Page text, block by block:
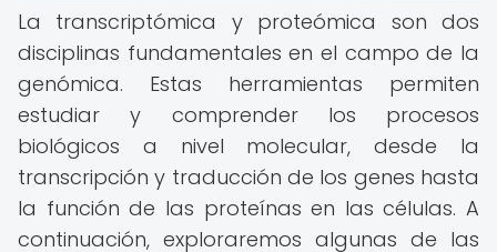
La transcriptómica y proteómica son dos
disciplinas fundamentales en el campo de la
genómica. Estas herramientas permiten
estudiar y comprender los procesos
biológicos a nivel molecular, desde la
transcripción y traducción de los genes hasta
la función de las proteínas en las células. A
continuación, exploraremos algunas de las